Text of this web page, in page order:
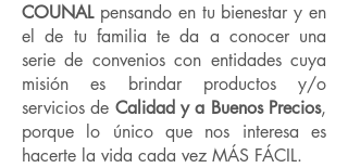
COUNALpensando en tu bienestar y en
el de tu familia te da a conocer una
serie de convenios con entidades cuya
misión es brindar productos y/o
servicios de Calidad y a Buenos Precios,
porque lo único que nos interesa es
hacerte la vida cada vez MÁS FÁCIL.